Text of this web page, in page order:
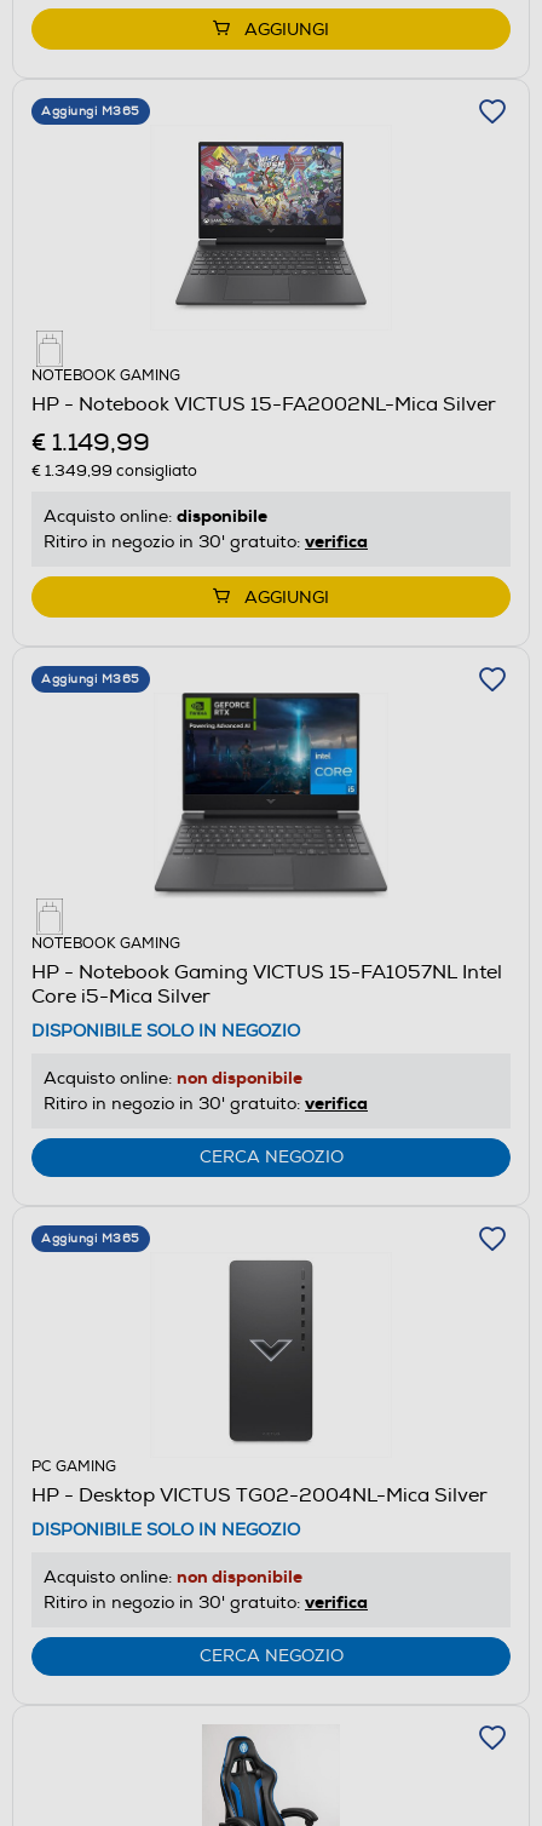
AGGIUNGI
Aggiungi M365
NOTEBOOK GAMING
HP - Notebook VICTUS 15-FA2002NL-Mica Silver
€ 1.149,99
€ 1.349,99 consigliato
Acquisto online: disponibile
Ritiro in negozio in 30' gratuito: verifica
AGGIUNGI
Aggiungi M365
NOTEBOOK GAMING
HP - Notebook Gaming VICTUS 15-FA1057NL Intel
Core i5-Mica Silver
DISPONIBILE SOLO IN NEGOZIO
Acquisto online: non disponibile
Ritiro in negozio in 30' gratuito: verifica
CERCA NEGOZIO
Aggiungi M365
PC GAMING
HP - Desktop VICTUS TG02-2004NL-Mica Silver
DISPONIBILE SOLO IN NEGOZIO
Acquisto online: non disponibile
Ritiro in negozio in 30' gratuito: verifica
CERCA NEGOZIO